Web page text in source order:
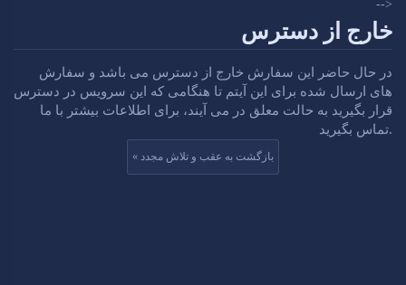
-->
خارج از دسترس
در حال حاضر این سفارش خارج از دسترس می باشد و سفارش
های ارسال شده برای این آیتم تا هنگامی که این سرویس در دسترس
قرار بگیرید به حالت معلق در می آیند، برای اطلاعات بیشتر با ما
تماس بگیرید.
« بازگشت به عقب و تلاش مجدد